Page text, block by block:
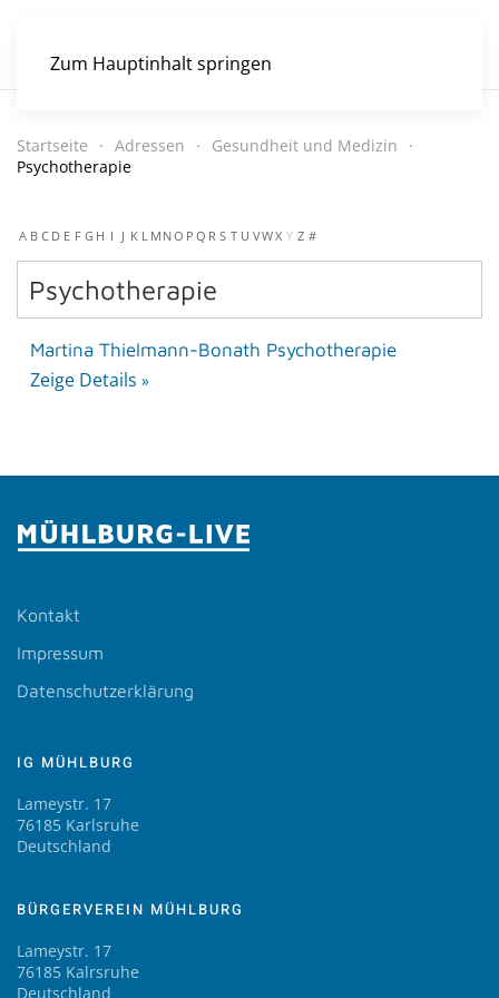
Zum Hauptinhalt springen
Startseite Adressen
Gesundheit und Medizin
Psychotherapie
A B C D E F G H I J K L M NO P Q R S T U VWX Y Z #
Psychotherapie
Martina Thielmann-Bonath Psychotherapie
Zeige Details
Kontakt
Impressum
Datenschutzerklärung
IG MÜHLBURG
Lameystr. 17
76185 Karlsruhe
Deutschland
BÜRGERVEREIN MÜHLBURG
Lameystr. 17
76185 Kalrsruhe
Deutschland